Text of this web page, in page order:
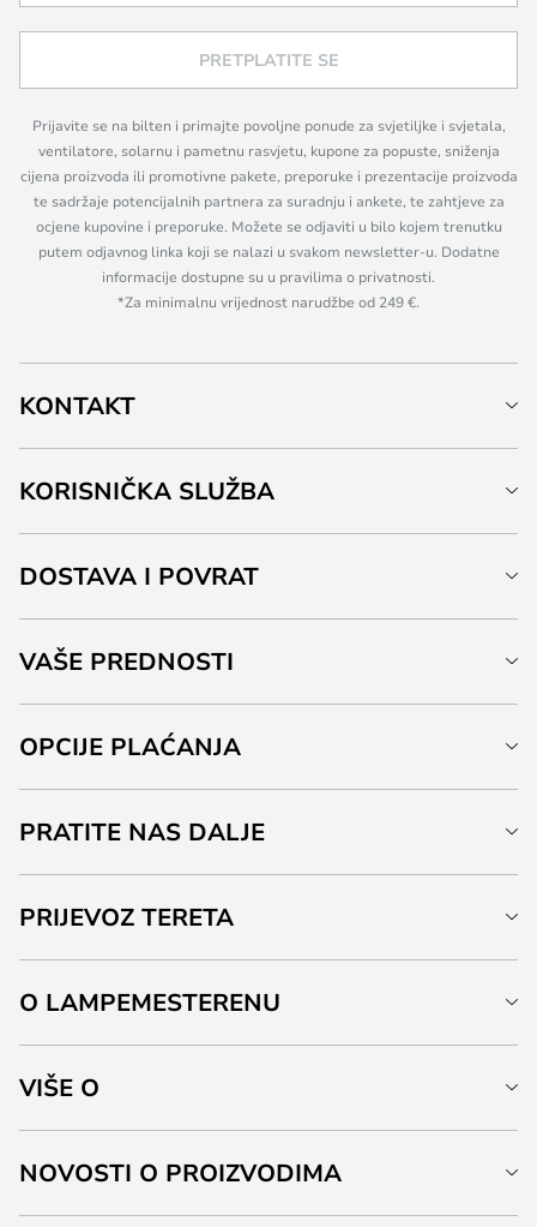
PRETPLATITE SE
Prijavite se na bilten i primajte povoljne ponude za svjetiljke i svjetala,
ventilatore, solarnu i pametnu rasvjetu, kupone za popuste, sniženja
cijena proizvoda ili promotivne pakete, preporuke i prezentacije proizvoda
te sadržaje potencijalnih partnera za suradnju i ankete, te zahtjeve za
ocjene kupovine i preporuke. Možete se odjaviti u bilo kojem trenutku
putem odjavnog linka koji se nalazi u svakom newsletter-u. Dodatne
informacije dostupne su u pravilima o privatnosti.
*Za minimalnu vrijednost narudžbe od 249 €.
KONTAKT
KORISNIČKA SLUŽBA
DOSTAVA I POVRAT
VAŠE PREDNOSTI
OPCIJE PLAĆANJA
PRATITE NAS DALJE
PRIJEVOZ TERETA
O LAMPEMESTERENU
VIŠE O
NOVOSTI O PROIZVODIMA